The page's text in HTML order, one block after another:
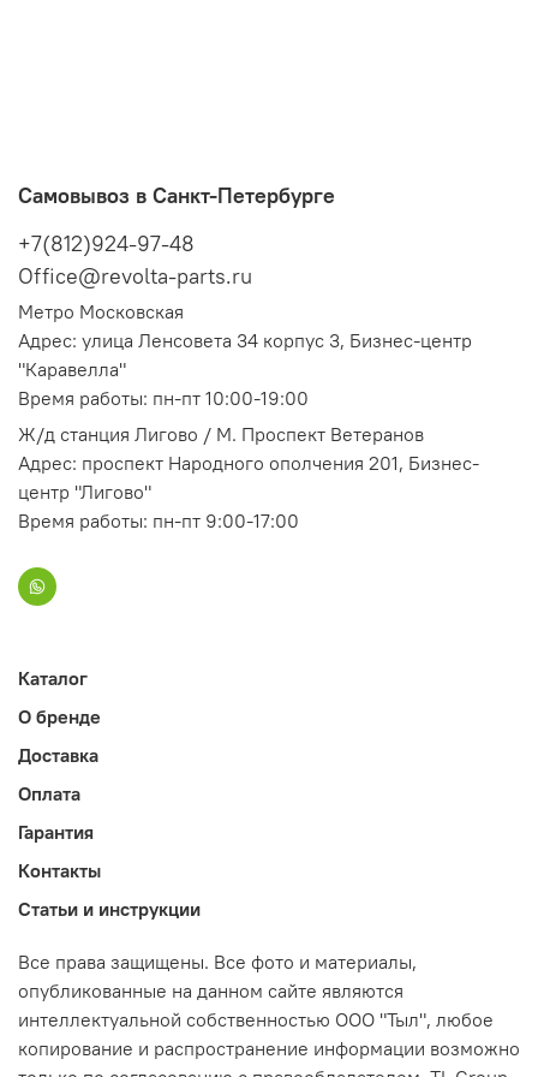
Самовывоз в Санкт-Петербурге
+7(812)924-97-48
Office@revolta-parts.ru
Метро Московская
Адрес: улица Ленсовета 34 корпус 3, Бизнес-центр
"Каравелла"
Время работы: пн-пт 10:00-19:00
Ж/д станция Лигово / М. Проспект Ветеранов
Адрес: проспект Народного ополчения 201, Бизнес-
центр "Лигово"
Время работы: пн-пт 9:00-17:00
Каталог
О бренде
Доставка
Оплата
Гарантия
Контакты
Статьи и инструкции
Все права защищены. Все фото и материалы,
опубликованные на данном сайте являются
интеллектуальной собственностью ООО "Тыл", любое
копирование и распространение информации возможно